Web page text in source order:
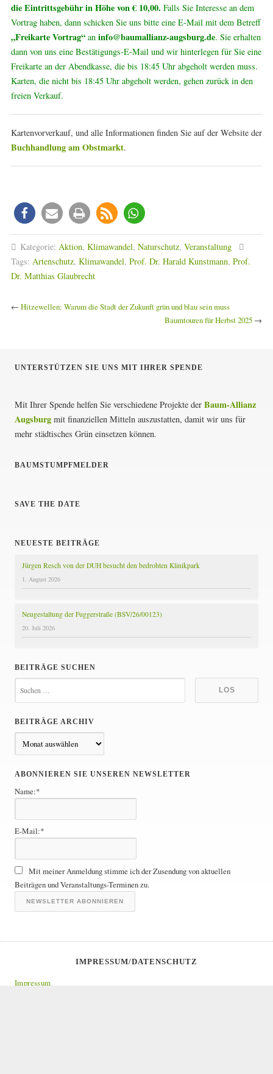
die Eintrittsgebühr in Höhe von € 10,00. Falls Sie Interesse an dem
Vortrag haben, dann schicken Sie uns bitte eine E-Mail mit dem Betreff
„Freikarte Vortrag“an info@baumallianz-augsburg.de. Sie erhalten
dann von uns eine Bestätigungs-E-Mail und wir hinterlegen für Sie eine
Freikarte an der Abendkasse, die bis 18:45 Uhr abgeholt werden muss.
Karten, die nicht bis 18:45 Uhr abgeholt werden, gehen zurück in den
freien Verkauf.
Kartenvorverkauf, und alle Informationen finden Sie auf der Website der
Buchhandlung am Obstmarkt.
Kategorie: Aktion, Klimawandel, Naturschutz, Veranstaltung
Tags: Artenschutz, Klimawandel, Prof. Dr. Harald Kunstmann, Prof.
Dr. Matthias Glaubrecht
← Hitzewellen: Warum die Stadt der Zukunft grün und blau sein muss
Baumtouren für Herbst 2025 →
UNTERSTÜTZEN SIE UNS MIT IHRER SPENDE
Mit Ihrer Spende helfen Sie verschiedene Projekte der Baum-Allianz
Augsburg mit finanziellen Mitteln auszustatten, damit wir uns für
mehr städtisches Grün einsetzen können.
BAUMSTUMPFMELDER
SAVE THE DATE
NEUESTE BEITRÄGE
Jürgen Resch von der DUH besucht den bedrohten Klinikpark
1. August 2026
Neugestaltung der Fuggerstraße (BSV/26/00123)
20. Juli 2026
BEITRÄGE SUCHEN
BEITRÄGE ARCHIV
t
r
g
e
r
c
h
v
ABONNIEREN SIE UNSEREN NEWSLETTER
Name:*
E-Mail:*
Mit meiner Anmeldung stimme ich der Zusendung von aktuellen
Beiträgen und Veranstaltungs-Terminen zu.
IMPRESSUM/DATENSCHUTZ
Impressum